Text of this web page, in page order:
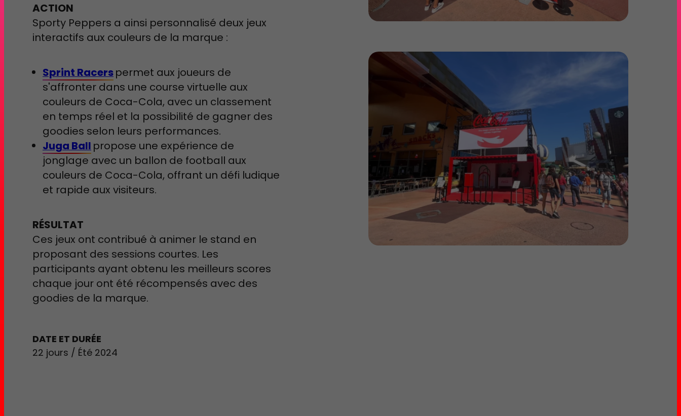
ACTION
Sporty Peppers a ainsi personnalisé deux jeux
interactifs aux couleurs de la marque :
Sprint Racerspermet aux joueurs de
s'affronter dans une course virtuelle aux
couleurs de Coca-Cola, avec un classement
en temps réel et la possibilité de gagner des
goodies selon leurs performances.
Juga Ball propose une expérience de
jonglage avec un ballon de football aux
couleurs de Coca-Cola, offrant un défi ludique
et rapide aux visiteurs.
RÉSULTAT
Ces jeux ont contribué à animer le stand en
proposant des sessions courtes. Les
participants ayant obtenu les meilleurs scores
chaque jour ont été récompensés avec des
goodies de la marque.
DATE ET DURÉE
22 jours / Été 2024